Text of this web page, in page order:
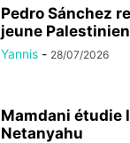
Pedro Sánchez
jeune
Yannis - 28/07/2026
Mamdani étudie
Netanyahu